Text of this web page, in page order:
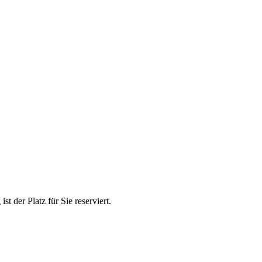
der Platz für Sie reserviert.